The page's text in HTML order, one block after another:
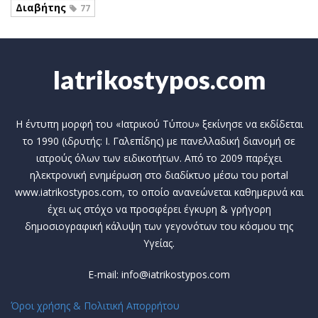
Διαβήτης 77
Iatrikostypos.com
Η έντυπη μορφή του «Ιατρικού Τύπου» ξεκίνησε να εκδίδεται
το 1990 (ιδρυτής: Ι. Γαλεπίδης) με πανελλαδική διανομή σε
ιατρούς όλων των ειδικοτήτων. Από το 2009 παρέχει
ηλεκτρονική ενημέρωση στο διαδίκτυο μέσω του portal
www.iatrikostypos.com, το οποίο ανανεώνεται καθημερινά και
έχει ως στόχο να προσφέρει έγκυρη & γρήγορη
δημοσιογραφική κάλυψη των γεγονότων του κόσμου της
Υγείας.
E-mail: info@iatrikostypos.com
Όροι χρήσης & Πολιτική Απορρήτου